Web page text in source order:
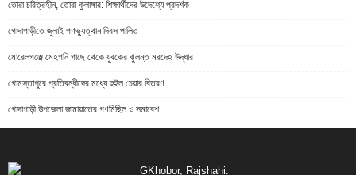
তোরা চরিত্রহীন, তোরা কুলাঙ্গার: শিক্ষার্থীদের উদেশ্যে প্রদর্শক
গোদাগাড়ীতে জুলাই গণভ্যুত্থান দিবস পালিত
মোরেলগঞ্জে মেহগনি গাছে থেকে যুবকের ঝুলন্ত মরদেহ উদ্ধার
গোমস্তাপুরে প্রতিবন্ধীদের মধ্যে হুইল চেয়ার বিতরণ
গোদাগাড়ী উপজেলা জামায়াতের গণমিছিল ও সমাবেশ